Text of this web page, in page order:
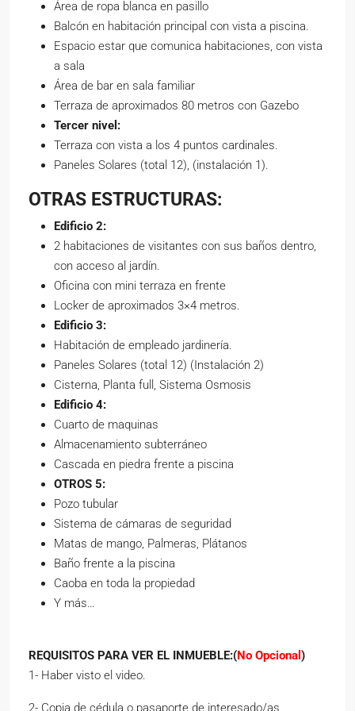
Área de ropa blanca en pasillo
Balcón en habitación principal con vista a piscina.
Espacio estar que comunica habitaciones, con vista
a sala
Área de bar en sala familiar
Terraza de aproximados 80 metros con Gazebo
Tercer nivel:
Terraza con vista a los 4 puntos cardinales.
Paneles Solares (total 12), (instalación 1).
OTRAS ESTRUCTURAS:
Edificio 2:
2 habitaciones de visitantes con sus baños dentro,
con acceso al jardín.
Oficina con mini terraza en frente
Locker de aproximados 3×4 metros.
Edificio 3:
Habitación de empleado jardinería.
Paneles Solares (total 12) (Instalación 2)
Cisterna, Planta full, Sistema Osmosis
Edificio 4:
Cuarto de maquinas
Almacenamiento subterráneo
Cascada en piedra frente a piscina
OTROS 5:
Pozo tubular
Sistema de cámaras de seguridad
Matas de mango, Palmeras, Plátanos
Baño frente a la piscina
Caoba en toda la propiedad
Y más…
REQUISITOS PARA VER EL INMUEBLE:(No Opcional )
1- Haber visto el video.
2- Copia de cédula o pasaporte de interesado/as